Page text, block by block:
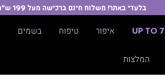
בלעדי באתר! משלוח חינם ברכישה מעל 199 ש"ח >>
UP TO איפור טיפוח בשמים
המלצות